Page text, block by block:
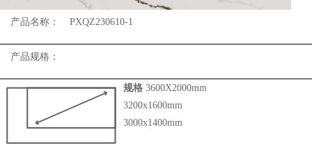
产品名称： PXQZ230610-1
产品规格：
规格 3600X2000mm
3200x1600mm
3000x1400mm